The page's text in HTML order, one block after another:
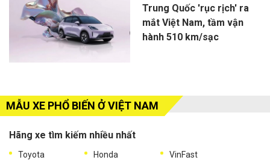
Trung Quốc 'rục rịch' ra
mắt Việt Nam, tầm vận
hành 510 km/sạc
MẪU XE PHỔ BIẾN Ở VIỆT NAM
Hãng xe tìm kiếm nhiều nhất
Toyota Honda VinFast